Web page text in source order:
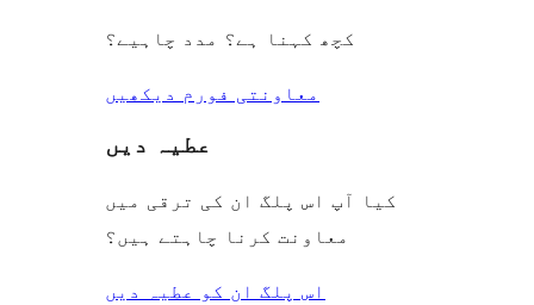
کچھ کہنا ہے؟ مدد چاہیے؟
معاونتی فورم دیکھیں
عطیہ دیں
کیا آپ اس پلگ ان کی ترقی میں
معاونت کرنا چاہتے ہیں؟
اس پلگ ان کو عطیہ دیں